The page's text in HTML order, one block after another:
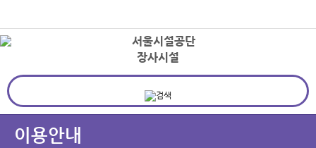
장사시설
이용안내